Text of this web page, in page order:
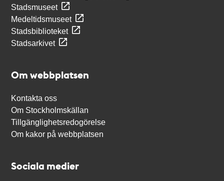
Stadsmuseet
Medeltidsmuseet
Stadsbiblioteket
Stadsarkivet
Om webbplatsen
Kontakta oss
Om Stockholmskällan
Tillgänglighetsredogörelse
Om kakor på webbplatsen
Sociala medier